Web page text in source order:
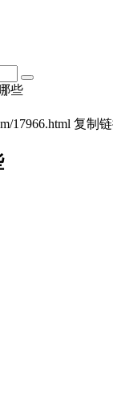
些
17966.html 复制